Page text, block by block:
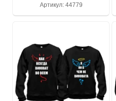
Артикул: 44779